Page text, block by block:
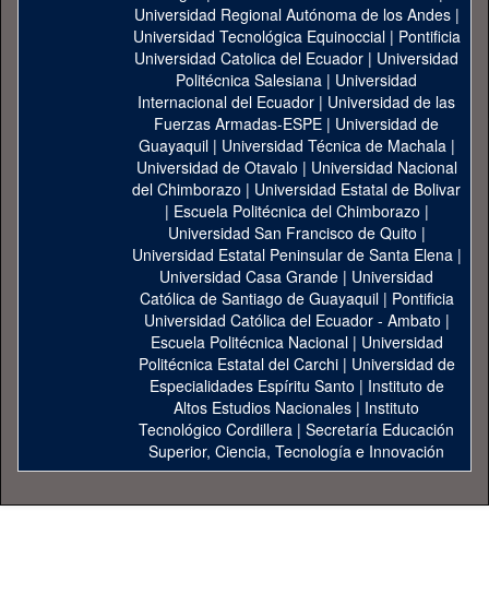
Universidad Regional Autónoma de los Andes|
Universidad Tecnológica Equinoccial| Pontificia
Universidad Catolica del Ecuador | Universidad
Politécnica Salesiana | Universidad
Internacional del Ecuador | Universidad de las
Fuerzas Armadas-ESPE | Universidad de
Guayaquil| Universidad Técnica de Machala|
Universidad de Otavalo | Universidad Nacional
del Chimborazo | Universidad Estatal de Bolivar
| Escuela Politécnica del Chimborazo |
Universidad San Francisco de Quito |
Universidad Estatal Peninsular de Santa Elena|
Universidad Casa Grande | Universidad
Católica de Santiago de Guayaquil| Pontificia
Universidad Católica del Ecuador - Ambato |
Escuela Politécnica Nacional| Universidad
Politécnica Estatal del Carchi| Universidad de
Especialidades Espíritu Santo | Instituto de
Altos Estudios Nacionales | Instituto
Tecnológico Cordillera | Secretaría Educación
Superior, Ciencia, Tecnología e Innovación